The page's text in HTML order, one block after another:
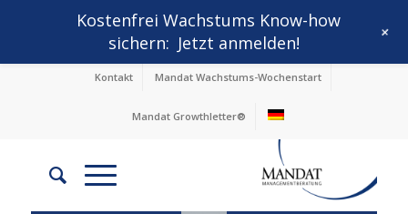
Kontakt Mandat Wachstums-Wochenstart
Mandat Growthletter®
Kostenfrei Wachstums Know-how
sichern: Jetzt anmelden! +